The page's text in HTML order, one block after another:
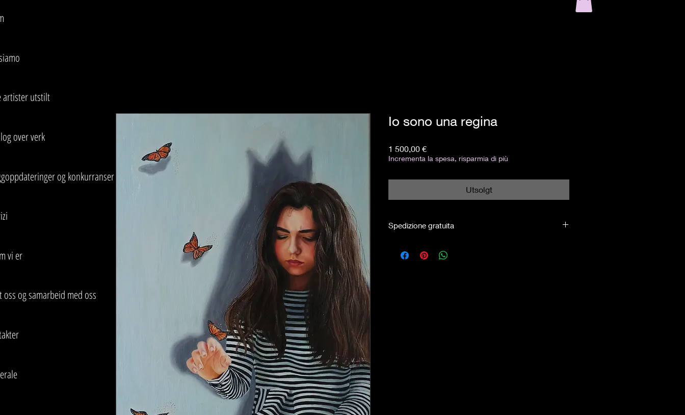
Io sono una regina
1 500,00 €Pris
Incrementa la spesa, risparmia di più
Utsolgt
Spedizione gratuita
artister utstilt
over verk
og konkurranser
vi er
oss og samarbeid med oss